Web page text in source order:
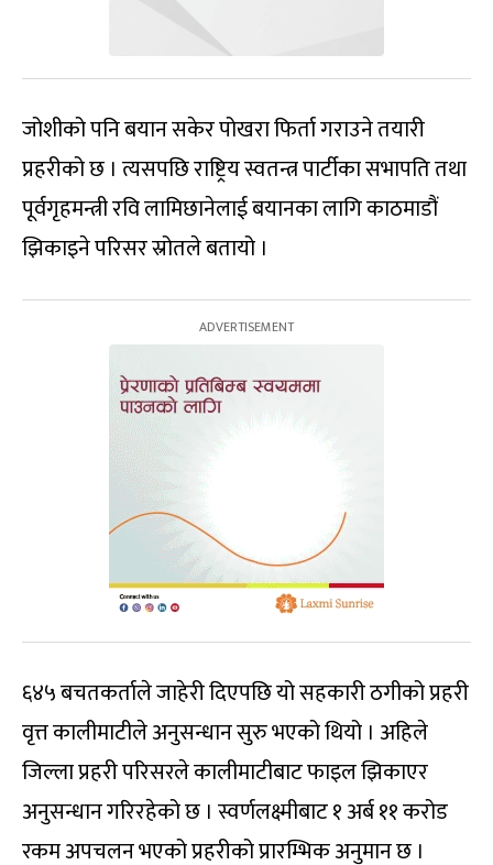
जोशीको पनि बयान सकेर पोखरा फिर्ता गराउने तयारी
प्रहरीको छ । त्यसपछि राष्ट्रिय स्वतन्त्र पार्टीका सभापति तथा
पूर्वगृहमन्त्री रवि लामिछानेलाई बयानका लागि काठमाडौं
झिकाइने परिसर स्रोतले बतायो ।
६४५ बचतकर्ताले जाहेरी दिएपछि यो सहकारी ठगीको प्रहरी
वृत्त कालीमाटीले अनुसन्धान सुरु भएको थियो । अहिले
जिल्ला प्रहरी परिसरले कालीमाटीबाट फाइल झिकाएर
अनुसन्धान गरिरहेको छ । स्वर्णलक्ष्मीबाट १ अर्ब ११ करोड
रकम अपचलन भएको प्रहरीको प्रारम्भिक अनुमान छ ।